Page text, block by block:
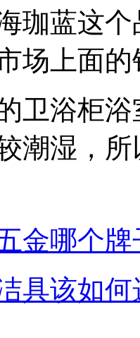
珈蓝这
场上面
浴柜浴
潮湿，
金哪个
具该如